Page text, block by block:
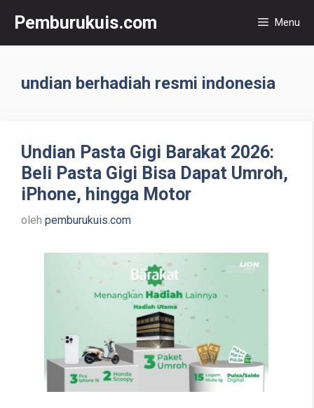
Pemburukuis.com Menu
undian berhadiah resmi indonesia
Undian Pasta Gigi Barakat 2026:
Beli Pasta Gigi Bisa Dapat Umroh,
iPhone, hingga Motor
oleh pemburukuis.com